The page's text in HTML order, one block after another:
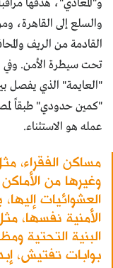
و"المعادي"، هدفها
والسلع إلى القاهرة،
القادمة من الريف
تحت سيطرة الأمن. وفي
"العايمة" الذي يفصل
"كمين حدودي" طبقاً
عمله هو الاستثناء.
مساكن الفقراء،
وغيرها من
العشوائيات
الأمنية نفسها،
البنية التحتية
بوابات تفتيش،